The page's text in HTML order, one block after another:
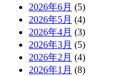
2026年6月 (5)
2026年5月 (4)
2026年4月 (3)
2026年3月 (5)
2026年2月 (4)
2026年1月 (8)